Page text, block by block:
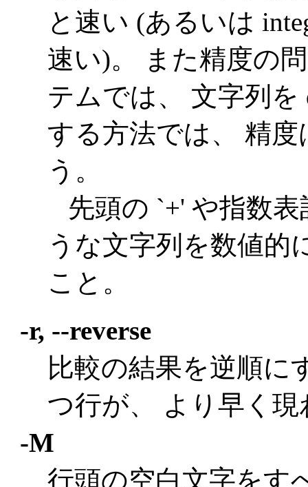
と速い (あるいは
速い)。 また精度の
テムでは、 文字列
する方法では、 精
う。
先頭の `+' や指数
うな文字列を数値的
こと。
-r, --reverse
比較の結果を逆順に
つ行が、 より早く
-M
行頭の空白文字をす